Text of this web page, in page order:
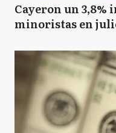
Cayeron un 3,8%
minoristas en